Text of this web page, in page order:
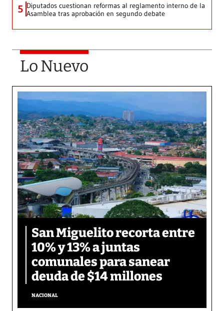
5 Diputados cuestionan reformas al reglamento interno de la
Asamblea tras aprobación en segundo debate
Lo Nuevo
San Miguelito recorta entre
10% y 13% a juntas
comunales para sanear
deuda de $14 millones
NACIONAL